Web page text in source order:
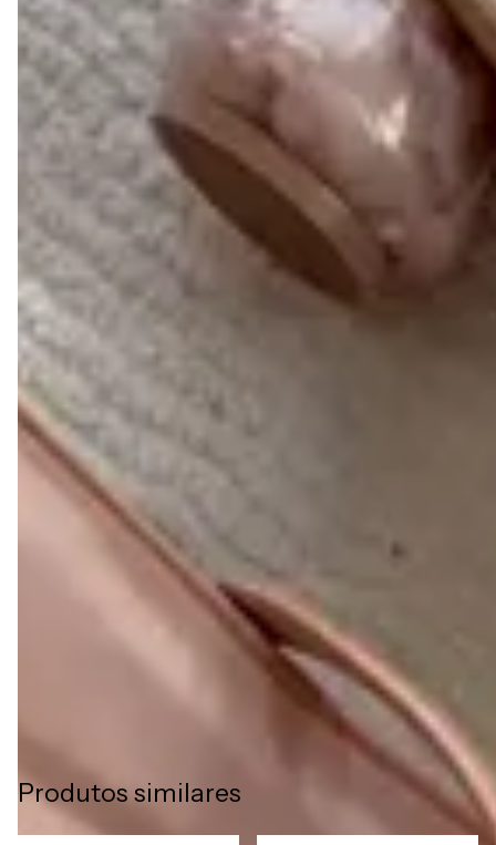
respiração dos pés, mantendo a temperatura ideal, isso é
essencial por dois grande motivos:
Quando o suor não evapora adequadamente, as
bactérias presentes na pele o decompõem, causando o
mau cheiro.
A umidade e o calor favorecem a proliferação de
fungos, o que pode causar frieiras, principalmente entre
os dedos dos pés.
Com um sapato de couro legítimo Liazzi, você evita
esses problemas e garante mais conforto e higiene
para seus pés.
3- MACIEZ
O couro é mais macio, flexível e adaptavél ao formato dos
pés. Ao contrário dos materiais sintéticos que
constumam ser mais rigidos por serem compostos de
substâncias químicas e não porosas. O couro natural
oferece um ajuste mais confortável e agradável.
Além de conforto, os sapatos Liazzi em couro legítimo
entregam elegância e sofisticação, tornando-se peças únicas
para completar qualquer look com estilo e autenticidade.
Produtos similares